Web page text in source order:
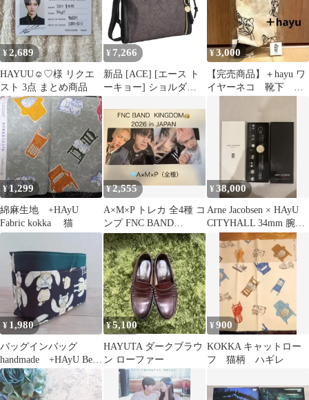
¥2,689
HAYUU☺︎♡様 リクエ
スト 3点 まとめ商品
¥ 7,266
新品 [ACE] [エース ト
ーキョー] ショルダー
ュ ドローストリング ユ
ッカ 17831 チャコール
(ネコヘッド柄)
¥3,000
【完売商品】＋hayu ワ
イヤーネコ 靴下 完
¥1,299
綿麻生地 +HAyU
Fabric kokka 猫
¥2,555
A×M×P トレカ 全4種 コ
ンプ FNC BAND
KINGDOM 2026
¥38,000
Arne Jacobsen × HAyU
CITYHALL 34mm 腕時
¥ 1,980
バッグインバッグ
handmade +HAyU Bear
navy
¥5,100
HAYUTA ダークブラウ
ン ローファー
¥900
KOKKA キャットロー
フ 猫柄 ハギレ